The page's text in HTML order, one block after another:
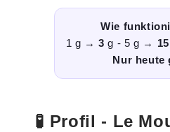
Wie
1 g →3 g - 5 g → 15
Nur heute
🧪 Profil - Le